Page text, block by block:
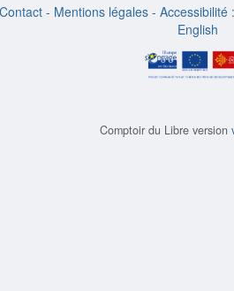
Contact - Mentions légales - Accessibilité
English
Comptoir du Libre version